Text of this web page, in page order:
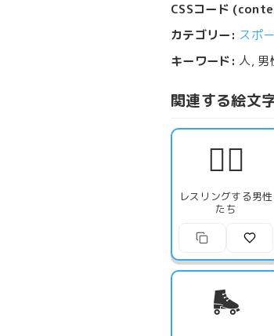
CSSコード
カテゴリー: スポ
キーワード: 人, 男
関連する絵文
🤼‍♂️
レスリングする男性
たち
🛼